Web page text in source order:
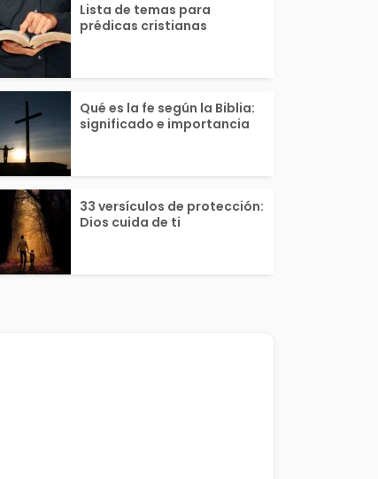
Lista de temas para
prédicas cristianas
Qué es la fe según la Biblia:
significado e importancia
33 versículos de protección:
Dios cuida de ti